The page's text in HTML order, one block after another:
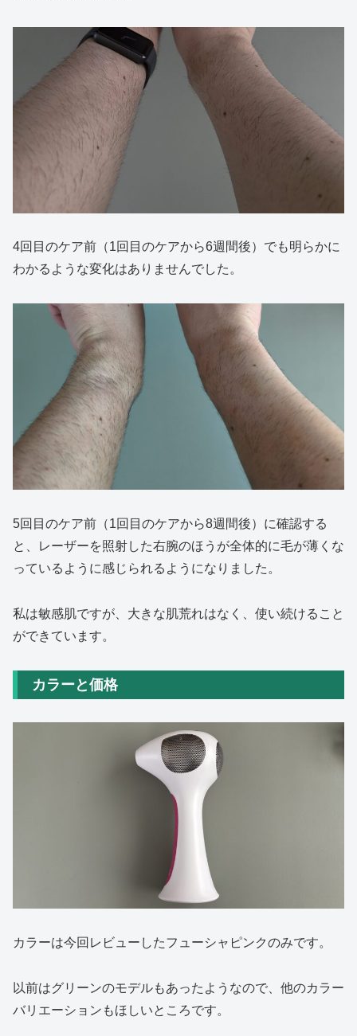
4回目のケア前（1回目のケアから6週間後）でも明らかに
わかるような変化はありませんでした。
5回目のケア前（1回目のケアから8週間後）に確認する
と、レーザーを照射した右腕のほうが全体的に毛が薄くな
っているように感じられるようになりました。
私は敏感肌ですが、大きな肌荒れはなく、使い続けること
ができています。
カラーと価格
カラーは今回レビューしたフューシャピンクのみです。
以前はグリーンのモデルもあったようなので、他のカラー
バリエーションもほしいところです。